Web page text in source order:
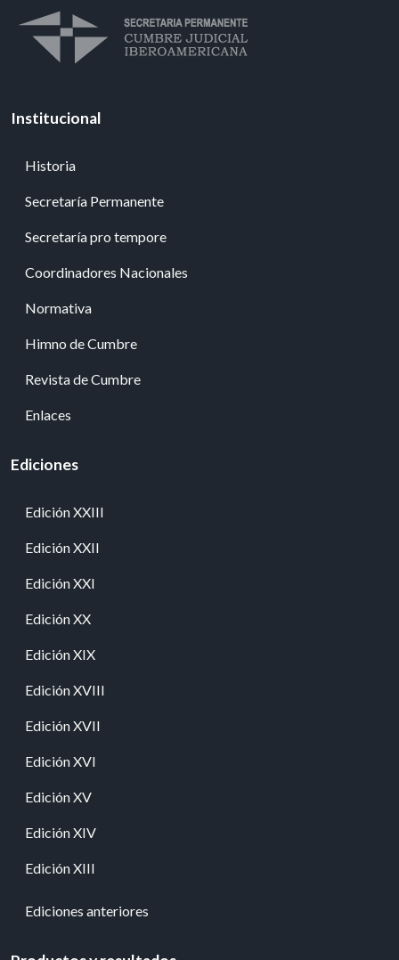
Institucional
Historia
Secretaría Permanente
Secretaría pro tempore
Coordinadores Nacionales
Normativa
Himno de Cumbre
Revista de Cumbre
Enlaces
Ediciones
Edición XXIII
Edición XXII
Edición XXI
Edición XX
Edición XIX
Edición XVIII
Edición XVII
Edición XVI
Edición XV
Edición XIV
Edición XIII
Ediciones anteriores